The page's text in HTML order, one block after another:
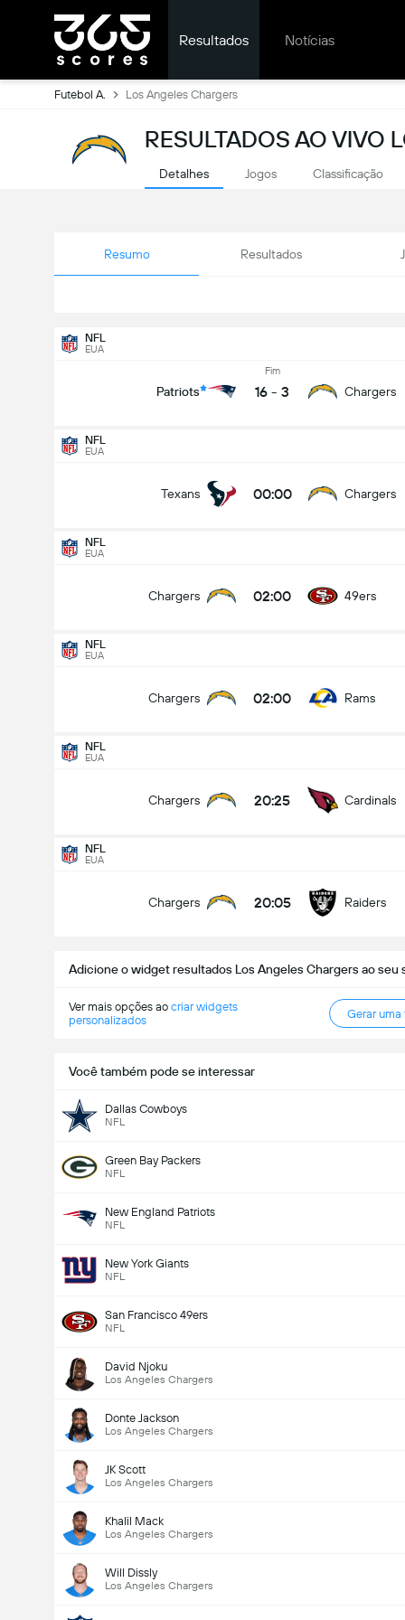
Resultados Notícias
Futebol A. Los Angeles Chargers
RESULTADOS AO VIVO
Detalhes Jogos Classificação
Resumo Resultados
NFL
EUA
Patriots
Fim
16 - 3 Chargers
NFL
EUA
Texans 00:00 Chargers
NFL
EUA
Chargers 02:00 49ers
NFL
EUA
Chargers 02:00 Rams
NFL
EUA
Chargers 20:25 Cardinals
NFL
EUA
Chargers 20:05 Raiders
Adicione o widget resultados Los Angeles Chargers ao seu
Ver mais opções ao criar widgets
personalizados
Gerar uma
Você também pode se interessar
Dallas Cowboys
NFL
Green Bay Packers
NFL
New England Patriots
NFL
New York Giants
NFL
San Francisco 49ers
NFL
David Njoku
Los Angeles Chargers
Donte Jackson
Los Angeles Chargers
JK Scott
Los Angeles Chargers
Khalil Mack
Los Angeles Chargers
Will Dissly
Los Angeles Chargers
Chargers
Quem vai ganhar?
49ers